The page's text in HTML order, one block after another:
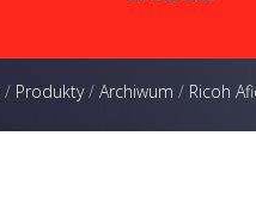
/ Produkty/ Archiwum / Ricoh